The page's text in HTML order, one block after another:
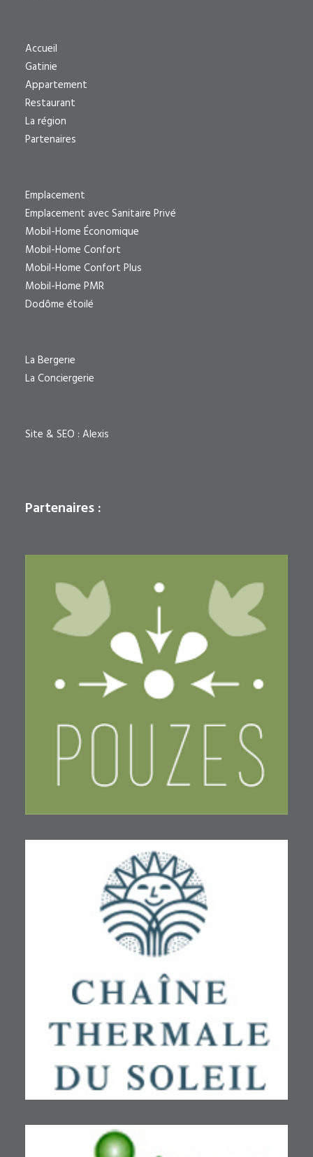
Accueil
Gatinie
Appartement
Restaurant
La région
Partenaires
Emplacement
Emplacement avec Sanitaire Privé
Mobil-Home Économique
Mobil-Home Confort
Mobil-Home Confort Plus
Mobil-Home PMR
Dodôme étoilé
La Bergerie
La Conciergerie
Site & SEO : Alexis
Partenaires :